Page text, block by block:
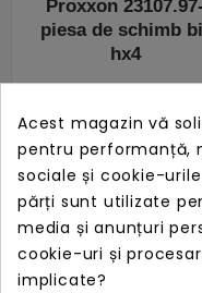
Proxxon 23107.97-
piesa de schimb
hx4
3,90 lei
Acest magazin vă
pentru performanță,
sociale și cookie-
părți sunt utilizate
media și anunțuri
cookie-uri și
implicate?